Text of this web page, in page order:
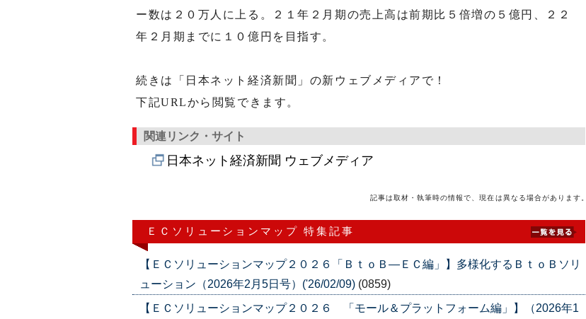
ー数は２０万人に上る。２１年２月期の売上高は前期比５倍増の５億円、２２
年２月期までに１０億円を目指す。
続きは「日本ネット経済新聞」の新ウェブメディアで！
下記URLから閲覧できます。
関連リンク・サイト
日本ネット経済新聞 ウェブメディア
記事は取材・執筆時の情報で、現在は異なる場合があります。
ＥＣソリューションマップ 特集記事
【ＥＣソリューションマップ２０２６「ＢｔｏＢ―ＥＣ編」】多様化するＢｔｏＢソリ
ューション（2026年2月5日号）('26/02/09) (0859)
【ＥＣソリューションマップ２０２６ 「モール＆プラットフォーム編」】（2026年1